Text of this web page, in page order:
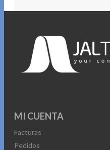
MI CUENTA
Facturas
Pedidos